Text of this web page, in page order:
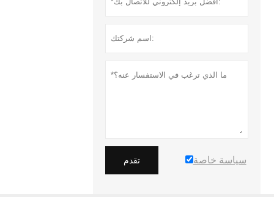
تقدم سياسة خاصة